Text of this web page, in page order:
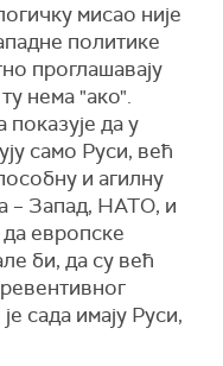
мисао није
политике
проглашавају
нема "ако".
показује да у
само Руси, већ
и агилну
– Запад, НАТО, и
европске
би, да су већ
сада имају Руси,